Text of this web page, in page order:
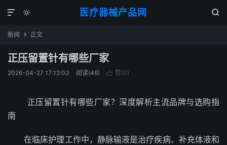
医疗器械产品网
 

新闻  正文
正压留置针有哪些厂家
2026-04-27 17:12:03 阅读(46)  赞(0)
正压留置针有哪些厂家？深度解析主流品牌与选购指
南
在临床护理工作中，静脉输液是治疗疾病、补充体液和